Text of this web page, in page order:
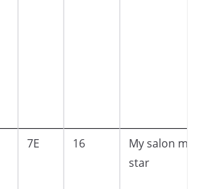
7E 16
My salon my
star